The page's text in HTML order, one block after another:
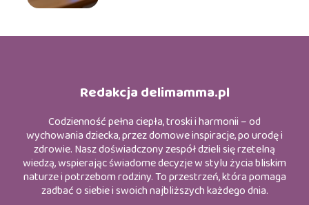
Redakcja delimamma.pl
Codzienność pełna ciepła, troski i harmonii – od
wychowania dziecka, przez domowe inspiracje, po urodę i
zdrowie. Nasz doświadczony zespół dzieli się rzetelną
wiedzą, wspierając świadome decyzje w stylu życia bliskim
naturze i potrzebom rodziny. To przestrzeń, która pomaga
zadbać o siebie i swoich najbliższych każdego dnia.